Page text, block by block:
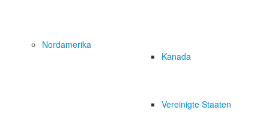
Nordamerika
Kanada
Vereinigte Staaten